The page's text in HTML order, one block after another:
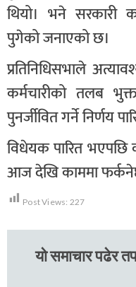
थियो। भने सरकारी
पुगेको जनाएको छ।
प्रतिनिधिसभाले
कर्मचारीको तलब
पुनर्जीवित गर्ने निर्णय
विधेयक पारित
आज देखि काममा
Post Views: 227
यो समाचार पढेर